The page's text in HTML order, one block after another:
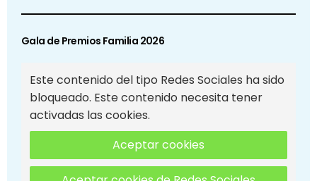
Gala de Premios Familia 2026
Este contenido del tipo Redes Sociales ha sido
bloqueado. Este contenido necesita tener
activadas las cookies.
Aceptar cookies